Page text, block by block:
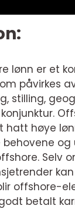
lønn er et
påvirkes
stilling,
hatt høye
behovene
Selv
offshore-
betalt